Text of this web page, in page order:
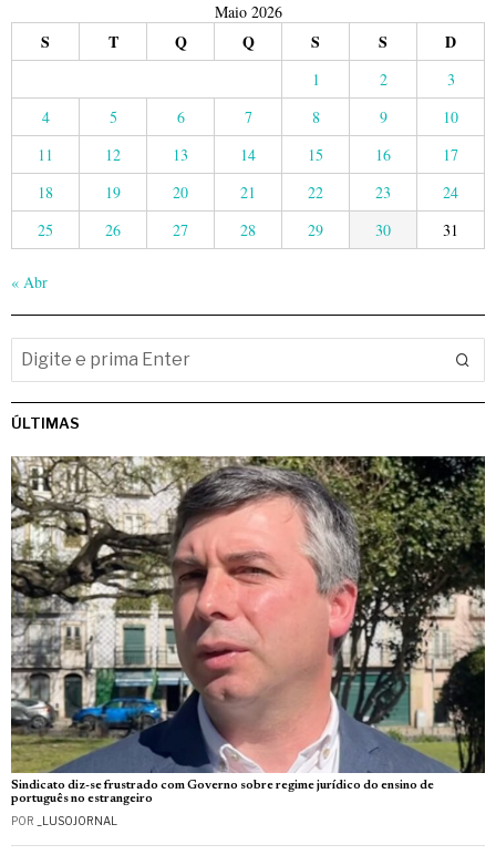
Maio 2026
S T Q Q S S D
1 2
3
4
5 6 7 8 9
10
11
12 13 14 15 16
17
18
19 20 21 22 23
24
25
26 27 28 29 30 31
« Abr
ÚLTIMAS
Sindicato diz-se frustrado com Governo sobre regime jurídico do ensino de
português no estrangeiro
POR _LUSOJORNAL